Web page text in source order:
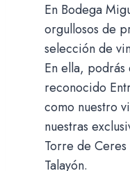
En Bodega
orgullosos de
selección de
En ella,
reconocido
como nuestro
nuestras
Torre de
Talayón.